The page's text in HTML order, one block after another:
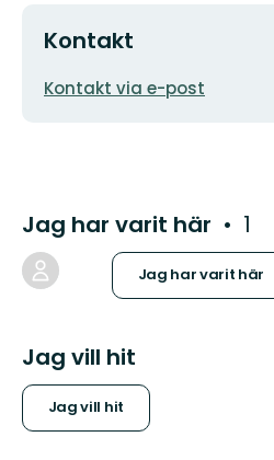
Kontakt
E-
Kontakt via e-post
Jag har varit här 1
Jag har varit här
Jag vill hit
Jag vill hit